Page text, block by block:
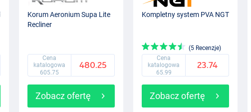
Korum Aeronium Supa Lite
Recliner
Cena
katalogowa
605.75
480.25
Zobacz ofertę
Kompletny system PVA NGT
(5 Recenzje)
Cena
katalogowa
65.99
23.74
Zobacz ofertę